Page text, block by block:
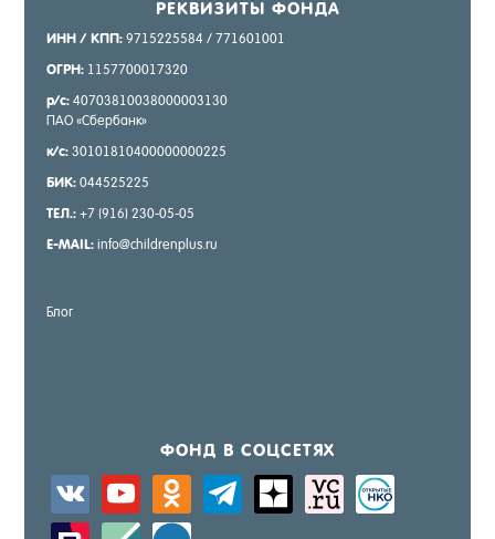
РЕК­ВИ­ЗИТЫ ФОН­ДА
ИНН / КПП: 9715225584 / 771601001
ОГРН: 1157700017320
р/с: 40703810038000003130
ПАО «Сбер­банк»
к/с: 30101810400000000225
БИК: 044525225
ТЕЛ.: +7 (916) 230-05-05
E-MAIL: info@childrenplus.ru
Блог
ФОНД В СОЦ­СЕ­ТЯХ
vkontakteyoutube odnoklassnikitelegramzen-
sitemap activity